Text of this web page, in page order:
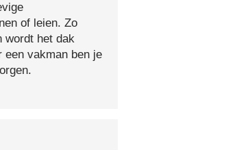
of leien. Zo
wordt het dak
vakman ben je